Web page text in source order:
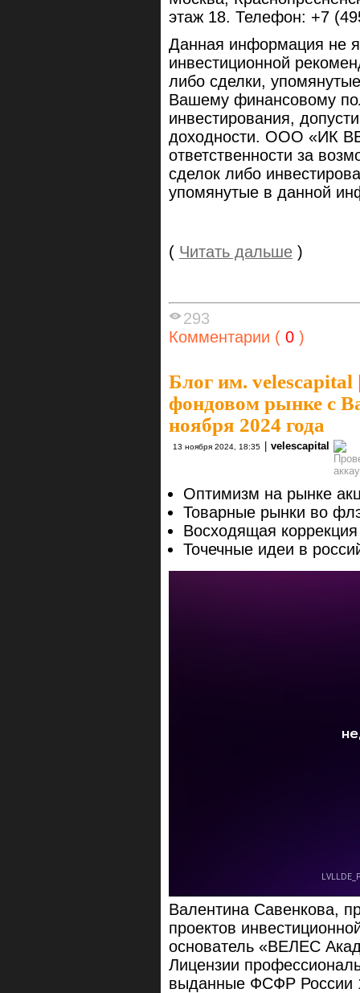
этаж 18. Телефон: +7
Данная информация не
инвестиционной
либо сделки,
Вашему финансовому
инвестирования,
доходности. ООО «ИК
ответственности за
сделок либо
упомянутые в данной
( Читать дальше )
293
Комментарии ( 0 )
Блог им. velescapital
фондовом рынке с
ноября 2024 года
13 ноября 2024, 18:35 velescapital
Оптимизм на рынке
Товарные рынки во
Восходящая
Точечные идеи в
Валентина Савенкова,
проектов
основатель «ВЕЛЕС
Лицензии
выданные ФСФР России